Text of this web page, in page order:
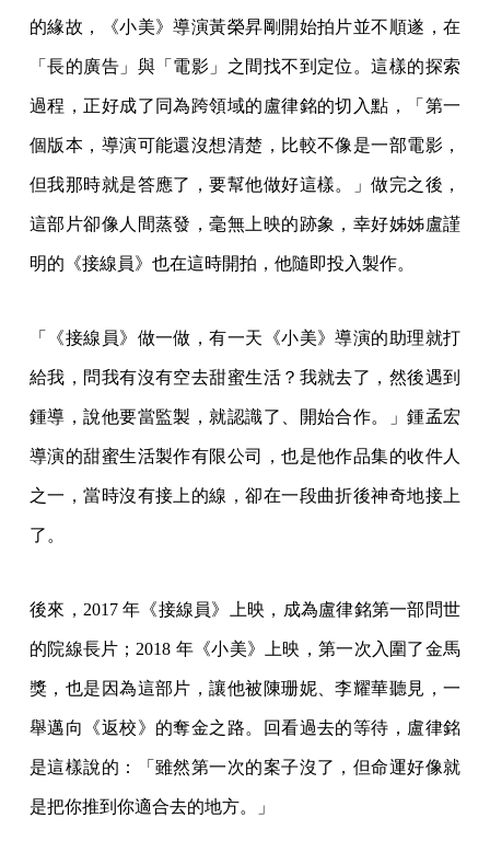
的緣故，《小美》導演黃榮昇剛開始拍片並不順遂，在
「長的廣告」與「電影」之間找不到定位。這樣的探索
過程，正好成了同為跨領域的盧律銘的切入點，「第一
個版本，導演可能還沒想清楚，比較不像是一部電影，
但我那時就是答應了，要幫他做好這樣。」做完之後，
這部片卻像人間蒸發，毫無上映的跡象，幸好姊姊盧謹
明的《接線員》也在這時開拍，他隨即投入製作。
「《接線員》做一做，有一天《小美》導演的助理就打
給我，問我有沒有空去甜蜜生活？我就去了，然後遇到
鍾導，說他要當監製，就認識了、開始合作。」鍾孟宏
導演的甜蜜生活製作有限公司，也是他作品集的收件人
之一，當時沒有接上的線，卻在一段曲折後神奇地接上
了。
後來，2017 年《接線員》上映，成為盧律銘第一部問世
的院線長片；2018 年《小美》上映，第一次入圍了金馬
獎，也是因為這部片，讓他被陳珊妮、李耀華聽見，一
舉邁向《返校》的奪金之路。回看過去的等待，盧律銘
是這樣說的：「雖然第一次的案子沒了，但命運好像就
是把你推到你適合去的地方。」